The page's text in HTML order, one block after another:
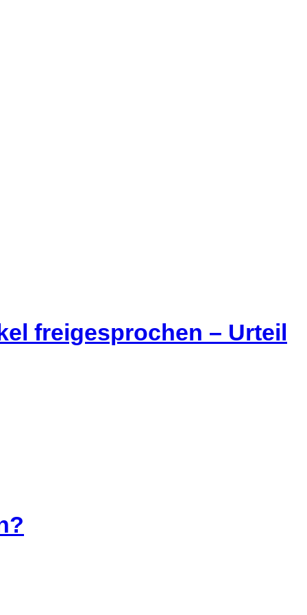
freigesprochen – Urteil